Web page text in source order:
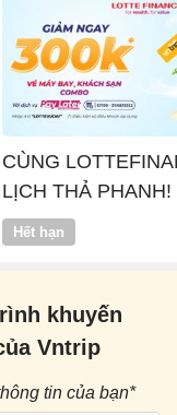
CÙNG
LỊCH THẢ PHANH!
Hết hạn
khuyến
Vntrip
tin của bạn*